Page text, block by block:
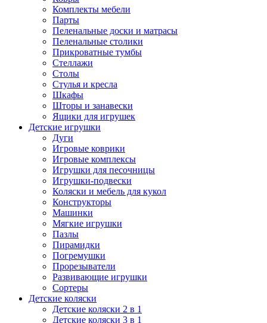
Комплекты мебели
Парты
Пеленальные доски и матрасы
Пеленальные столики
Прикроватные тумбы
Стеллажи
Столы
Стулья и кресла
Шкафы
Шторы и занавески
Ящики для игрушек
Детские игрушки
Дуги
Игровые коврики
Игровые комплексы
Игрушки для песочницы
Игрушки-подвески
Коляски и мебель для кукол
Конструкторы
Машинки
Мягкие игрушки
Пазлы
Пирамидки
Погремушки
Прорезыватели
Развивающие игрушки
Сортеры
Детские коляски
Детские коляски 2 в 1
Детские коляски 3 в 1